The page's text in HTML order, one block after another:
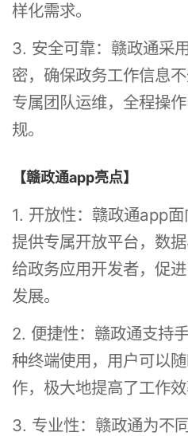
样化需求。
3. 安全可靠：赣政通采
密，确保政务工作信息
专属团队运维，全程操
规。
【赣政通app亮点】
1. 开放性：赣政通app
提供专属开放平台，数
给政务应用开发者，促
发展。
2. 便捷性：赣政通支持
种终端使用，用户可以
作，极大地提高了工作效
3. 专业性：赣政通为不